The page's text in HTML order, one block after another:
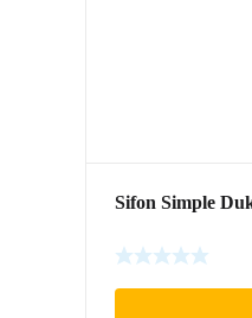
Sifon Simple